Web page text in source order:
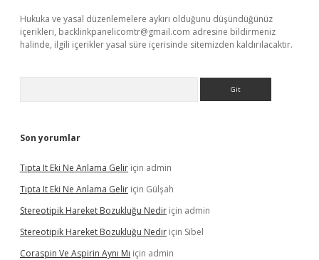
Hukuka ve yasal düzenlemelere aykırı olduğunu düşündüğünüz
içerikleri, backlinkpanelicomtr@gmail.com adresine bildirmeniz
halinde, ilgili içerikler yasal süre içerisinde sitemizden kaldırılacaktır.
Son yorumlar
Tıpta It Eki Ne Anlama Gelir için admin
Tıpta It Eki Ne Anlama Gelir için Gülşah
Stereotipik Hareket Bozukluğu Nedir için admin
Stereotipik Hareket Bozukluğu Nedir için Sibel
Coraspin Ve Aspirin Aynı Mı için admin